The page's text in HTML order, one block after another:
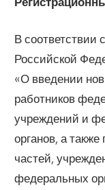
В соответствии
Российской
«О введении
работников
учреждений и
органов, а
частей,
федеральных